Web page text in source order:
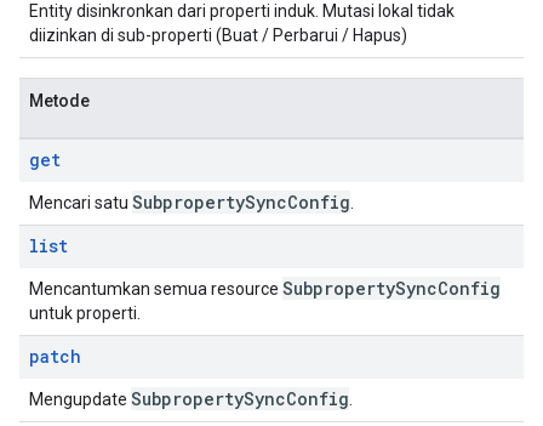
Entity disinkronkan dari properti induk. Mutasi lokal tidak
diizinkan di sub-properti (Buat / Perbarui / Hapus)
Metode
get
Mencari satu SubpropertySyncConfig
list
Mencantumkan semua resource SubpropertySyncConfig
untuk properti.
patch
Mengupdate SubpropertySyncConfig